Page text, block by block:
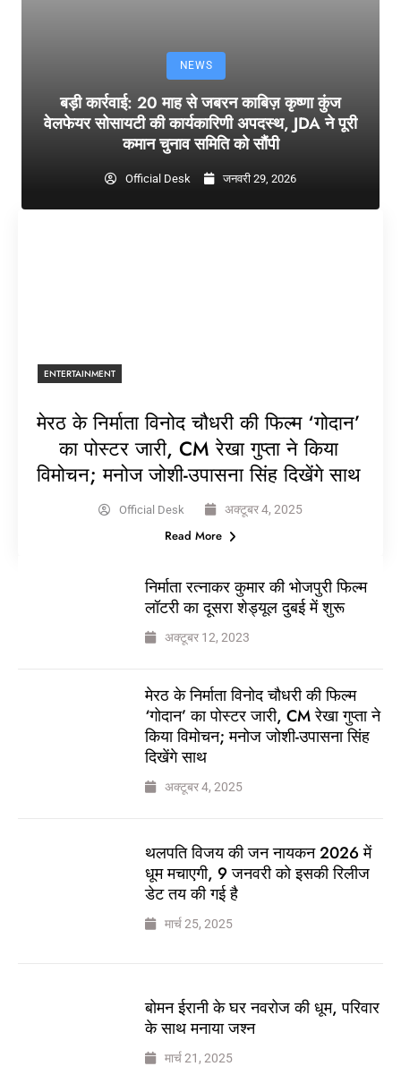
NEWS
बड़ी कार्रवाई: 20 माह से जबरन काबिज़ कृष्णा कुंज
वेलफेयर सोसायटी की कार्यकारिणी अपदस्थ, JDA ने पूरी
कमान चुनाव समिति को सौंपी
Official Desk जनवरी 29, 2026
ENTERTAINMENT
मेरठ के निर्माता विनोद चौधरी की फिल्म ‘गोदान’
का पोस्टर जारी, CM रेखा गुप्ता ने किया
विमोचन; मनोज जोशी-उपासना सिंह दिखेंगे साथ
Official Desk अक्टूबर 4, 2025
Read More
निर्माता रत्नाकर कुमार की भोजपुरी फिल्म
लॉटरी का दूसरा शेड्यूल दुबई में शुरू
अक्टूबर 12, 2023
मेरठ के निर्माता विनोद चौधरी की फिल्म
‘गोदान’ का पोस्टर जारी, CM रेखा गुप्ता ने
किया विमोचन; मनोज जोशी-उपासना सिंह
दिखेंगे साथ
अक्टूबर 4, 2025
थलपति विजय की जन नायकन 2026 में
धूम मचाएगी, 9 जनवरी को इसकी रिलीज
डेट तय की गई है
मार्च 25, 2025
बोमन ईरानी के घर नवरोज की धूम, परिवार
के साथ मनाया जश्न
मार्च 21, 2025